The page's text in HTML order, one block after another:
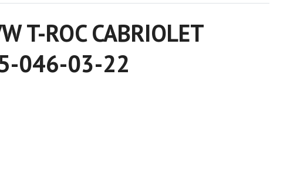
T-ROC CABRIOLET
046-03-22